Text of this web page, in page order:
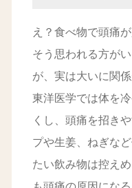
え？食べ物で頭痛
そう思われる方が
が、実は大いに関係
東洋医学では体を
くし、頭痛を招き
プや生姜、ねぎな
たい飲み物は控え